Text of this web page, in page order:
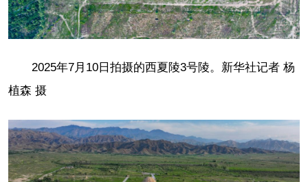
2025年7月10日拍摄的西夏陵3号陵。新华社记者 杨
植森 摄